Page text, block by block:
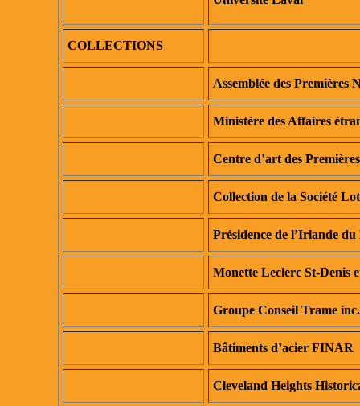
COLLECTIONS
Assemblée des Premières
Ministère des Affaires
Centre d’art des
Collection de la Société
Présidence de l’Irlande
Monette Leclerc St-Denis
Groupe Conseil Trame
Bâtiments d’acier FINAR
Cleveland Heights